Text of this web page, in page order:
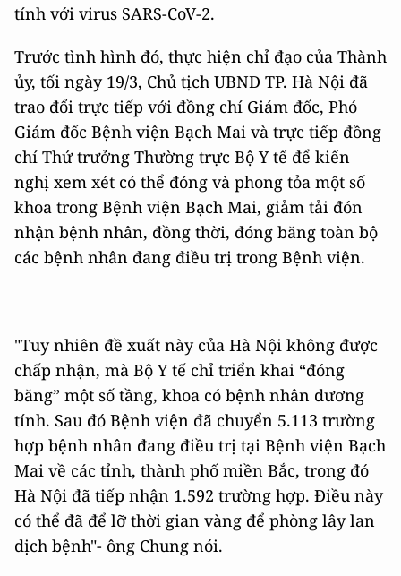
tính với virus SARS-CoV-2.
Trước tình hình đó, thực hiện chỉ đạo của Thành
ủy, tối ngày 19/3, Chủ tịch UBND TP. Hà Nội đã
trao đổi trực tiếp với đồng chí Giám đốc, Phó
Giám đốc Bệnh viện Bạch Mai và trực tiếp đồng
chí Thứ trưởng Thường trực Bộ Y tế để kiến
nghị xem xét có thể đóng và phong tỏa một số
khoa trong Bệnh viện Bạch Mai, giảm tải đón
nhận bệnh nhân, đồng thời, đóng băng toàn bộ
các bệnh nhân đang điều trị trong Bệnh viện.
"Tuy nhiên đề xuất này của Hà Nội không được
chấp nhận, mà Bộ Y tế chỉ triển khai “đóng
băng” một số tầng, khoa có bệnh nhân dương
tính. Sau đó Bệnh viện đã chuyển 5.113 trường
hợp bệnh nhân đang điều trị tại Bệnh viện Bạch
Mai về các tỉnh, thành phố miền Bắc, trong đó
Hà Nội đã tiếp nhận 1.592 trường hợp. Điều này
có thể đã để lỡ thời gian vàng để phòng lây lan
dịch bệnh"- ông Chung nói.